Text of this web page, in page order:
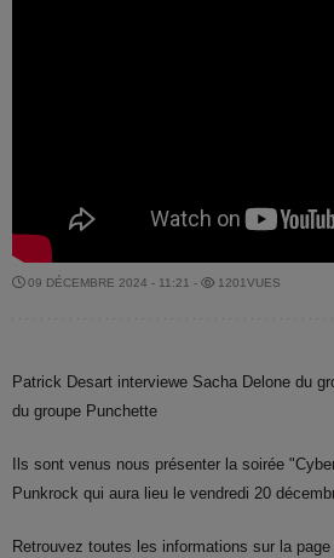
09 DÉCEMBRE 2024 - 11:21 - 1201VUES
Patrick Desart interviewe Sacha Delone du
du groupe Punchette
Ils sont venus nous présenter la soirée
Punkrock qui aura lieu le vendredi 20
Retrouvez toutes les informations sur la